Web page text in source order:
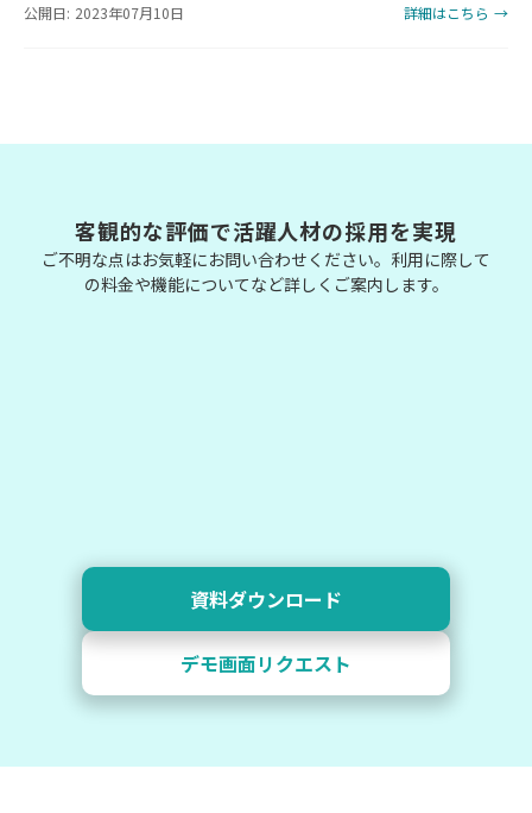
公開日: 2023年07月10日 詳細はこちら →
客観的な評価で活躍人材の採用を実現
ご不明な点はお気軽にお問い合わせください。利用に際して
の料金や機能についてなど詳しくご案内します。
デモ画面リクエスト
資料ダウンロード